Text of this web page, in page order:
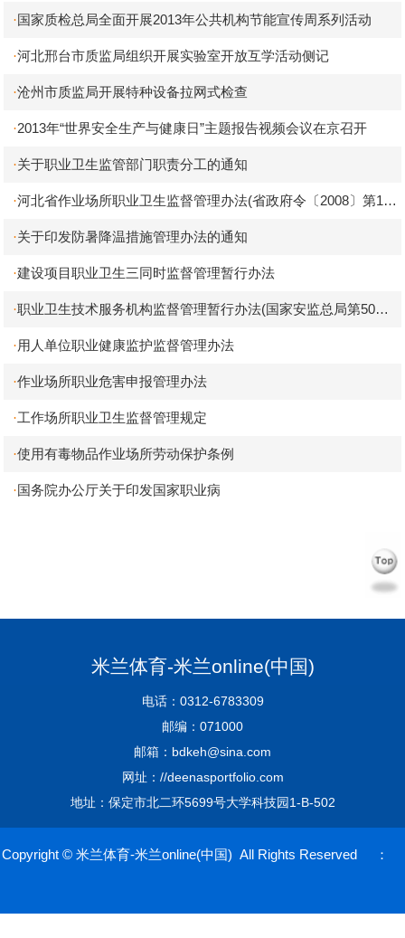
·国家质检总局全面开展2013年公共机构节能宣传周系列活动
·河北邢台市质监局组织开展实验室开放互学活动侧记
·沧州市质监局开展特种设备拉网式检查
·2013年“世界安全生产与健康日”主题报告视频会议在京召开
·关于职业卫生监管部门职责分工的通知
·河北省作业场所职业卫生监督管理办法(省政府令〔2008〕第12
号)
·关于印发防暑降温措施管理办法的通知
·建设项目职业卫生三同时监督管理暂行办法
·职业卫生技术服务机构监督管理暂行办法(国家安监总局第50号
令)
·用人单位职业健康监护监督管理办法
·作业场所职业危害申报管理办法
·工作场所职业卫生监督管理规定
·使用有毒物品作业场所劳动保护条例
·国务院办公厅关于印发国家职业病
米兰体育-米兰online(中国)
电话：0312-6783309
邮编：071000
邮箱：bdkeh@sina.com
网址：//deenasportfolio.com
地址：保定市北二环5699号大学科技园1-B-502
Copyright © 米兰体育-米兰online(中国) All Rights Reserved ：